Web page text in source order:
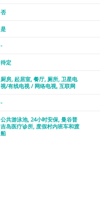
否
是
-
待定
厨房 起居室 餐厅 厕所 卫星电
视/有线电视 / 网络电视 互联网
-
公共游泳池 24小时安保 曼谷普
吉岛医疗诊所 度假村内班车和渡
船